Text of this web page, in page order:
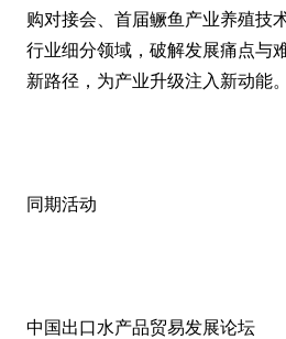
购对接会、首届鳜鱼产业养殖技
行业细分领域，破解发展痛点与
新路径，为产业升级注入新动能。
同期活动
中国出口水产品贸易发展论坛